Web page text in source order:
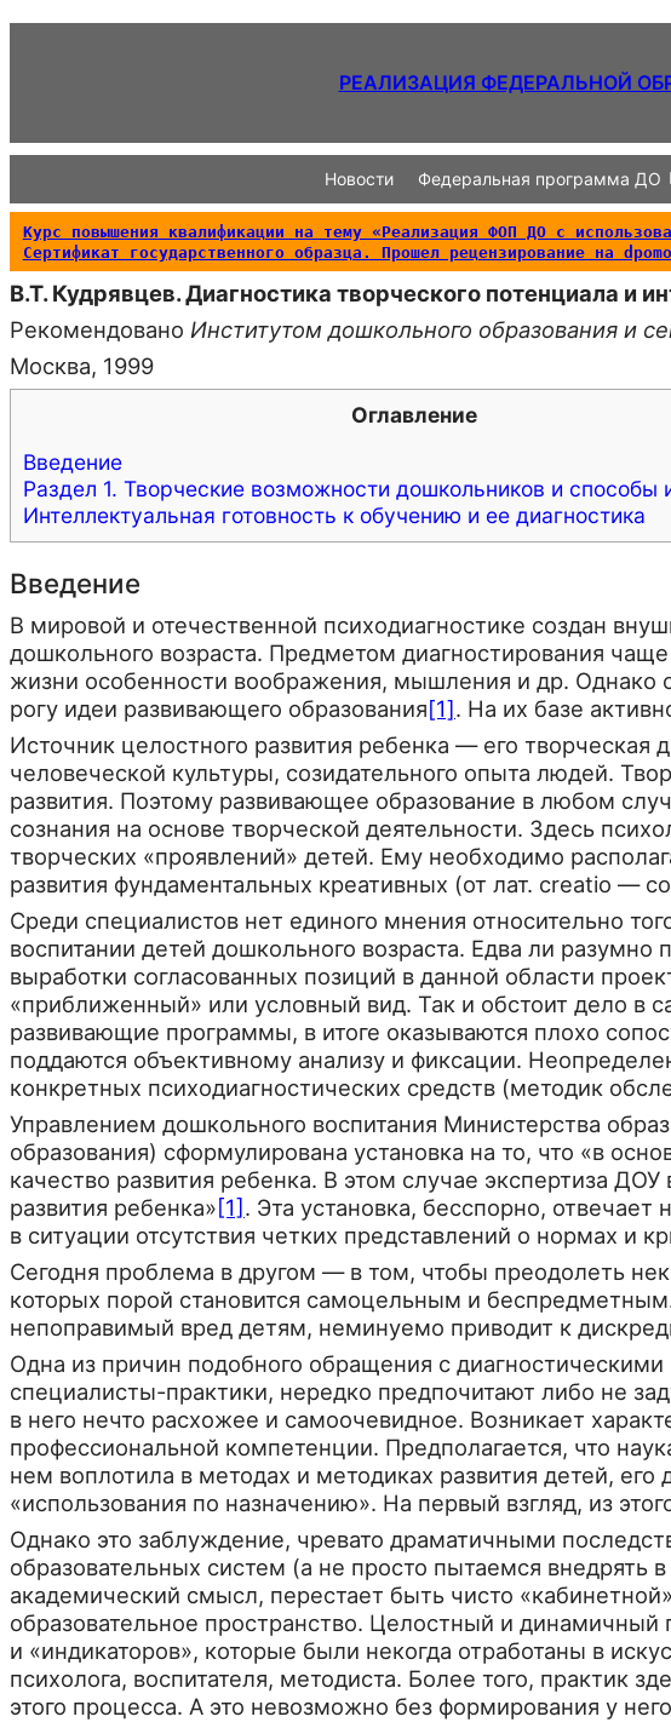
РЕАЛИЗАЦИЯ ФЕДЕРАЛЬНОЙ
Новости Федеральная программа ДО
Курс повышения квалификации на тему «Реализация ФОП ДО с
Сертификат государственного образца. Прошел рецензирование на
В.Т. Кудрявцев. Диагностика творческого потенциала и
Рекомендовано Институтом дошкольного образования и
Москва, 1999
Оглавление
Введение
Раздел 1. Творческие возможности дошкольников и способы
Интеллектуальная готовность к обучению и ее диагностика
Введение
В мировой и отечественной психодиагностике создан
дошкольного возраста. Предметом диагно­стирования
жизни особенности вооб­ражения, мышления и др. Однако
рогу идеи развивающего образования[1]. На их базе
Источник целостного развития ребенка — его
человеческой культуры, созидательного опы­та людей.
развития. Поэтому развивающее об­разование в любом
сознания на основе твор­ческой деятельности. Здесь
твор­ческих «проявлений» детей. Ему необходимо
развития фундаментальных креативных (от лат. creatio —
Среди специалистов нет единого мнения относительно
воспитании детей дошкольного возраста. Едва ли
выработки согласованных по­зиций в данной области
«приближен­ный» или условный вид. Так и обстоит дело в
развивающие программы, в итоге оказываются плохо
поддаются объективному анализу и фиксации.
конкретных психо­диагностических средств (методик
Управлением дошкольного воспитания Министерства
образования) сформулирована установка на то, что «в
каче­ство развития ребенка. В этом случае экспертиза
развития ребенка»[1] . Эта установка, бесспорно,
в ситуации отсутствия четких представлений о нормах и
Сегодня проблема в другом — в том, чтобы преодолеть
которых порой становится самоцельным и
непоправимый вред детям, неминуемо приводит к
Одна из причин подобного обращения с
специалисты-практики, нередко предпочитают либо не
в него нечто расхожее и самоочевидное. Возникает
профес­сиональной компетенции. Предполагается, что
нем воплотила в методах и методиках развития детей,
«использования по назначению». На первый взгляд, из
Однако это заблуждение, чревато драматичными
образовательных систем (а не просто пытаемся вне­дрять
академический смысл, переста­ет быть чисто
образовательное простран­ство. Целостный и динамичный
и «индикаторов», которые были некогда отработаны в
психолога, воспитателя, методиста. Более того, практик
этого процесса. А это невоз­можно без формирования у